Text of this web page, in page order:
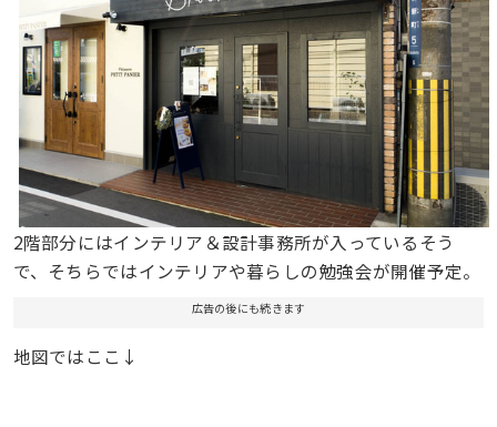
2階部分にはインテリア＆設計事務所が入っているそう
で、そちらではインテリアや暮らしの勉強会が開催予定。
広告の後にも続きます
地図ではここ↓